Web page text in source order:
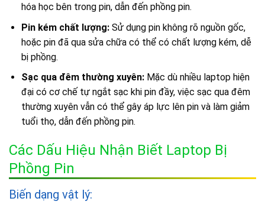
hóa học bên trong pin, dẫn đến phồng pin.
Pin kém chất lượng:Sử dụng pin không rõ nguồn gốc,
hoặc pin đã qua sửa chữa có thể có chất lượng kém, dễ
bị phồng.
Sạc qua đêm thường xuyên:Mặc dù nhiều laptop hiện
đại có cơ chế tự ngắt sạc khi pin đầy, việc sạc qua đêm
thường xuyên vẫn có thể gây áp lực lên pin và làm giảm
tuổi thọ, dẫn đến phồng pin.
Các Dấu Hiệu Nhận Biết Laptop Bị
Phồng Pin
Biến dạng vật lý: